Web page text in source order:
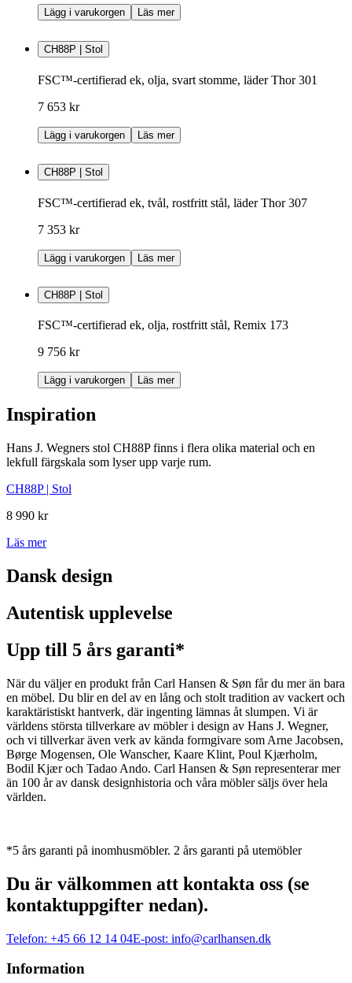
Lägg i varukorgen Läs mer
CH88P | Stol
FSC™-certifierad ek, olja, svart stomme, läder Thor 301
7 653 kr
Lägg i varukorgen Läs mer
CH88P | Stol
FSC™-certifierad ek, tvål, rostfritt stål, läder Thor 307
7 353 kr
Lägg i varukorgen Läs mer
CH88P | Stol
FSC™-certifierad ek, olja, rostfritt stål, Remix 173
9 756 kr
Lägg i varukorgen Läs mer
Inspiration
Hans J. Wegners stol CH88P finns i flera olika material och en
lekfull färgskala som lyser upp varje rum.
CH88P | Stol
8 990 kr
Läs mer
Dansk design
Autentisk upplevelse
Upp till 5 års garanti*
När du väljer en produkt från Carl Hansen & Søn får du mer än bara
en möbel. Du blir en del av en lång och stolt tradition av vackert och
karaktäristiskt hantverk, där ingenting lämnas åt slumpen. Vi är
världens största tillverkare av möbler i design av Hans J. Wegner,
och vi tillverkar även verk av kända formgivare som Arne Jacobsen,
Børge Mogensen, Ole Wanscher, Kaare Klint, Poul Kjærholm,
Bodil Kjær och Tadao Ando. Carl Hansen & Søn representerar mer
än 100 år av dansk designhistoria och våra möbler säljs över hela
världen.
*5 års garanti på inomhusmöbler. 2 års garanti på utemöbler
Du är välkommen att kontakta oss (se
kontaktuppgifter nedan).
Telefon: +45 66 12 14 04E-post: info@carlhansen.dk
Information